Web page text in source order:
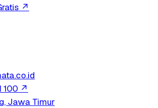
↗
100 ↗
Jawa Timur